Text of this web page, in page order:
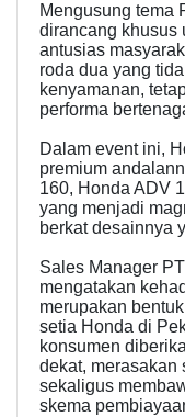
Mengusung tema
dirancang khusus
antusias
roda dua yang
kenyamanan,
performa
Dalam event ini,
premium
160, Honda ADV
yang menjadi
berkat desainnya
Sales Manager
mengatakan
merupakan
setia Honda di
konsumen
dekat, merasakan
sekaligus
skema